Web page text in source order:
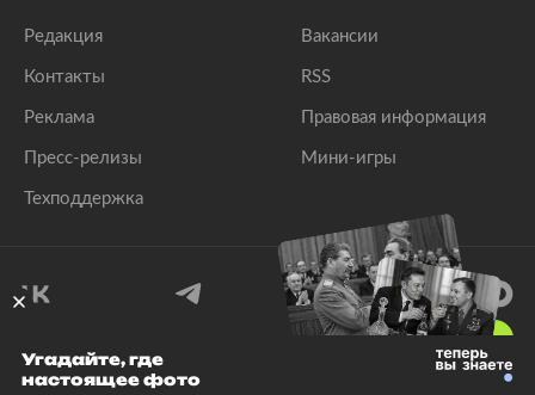
Редакция
Контакты
Реклама
Пресс-релизы
Техподдержка
Вакансии
RSS
Правовая информация
Мини-игры
© 1999–2026 Все права защищены.
Угадайте, где
настоящее фото